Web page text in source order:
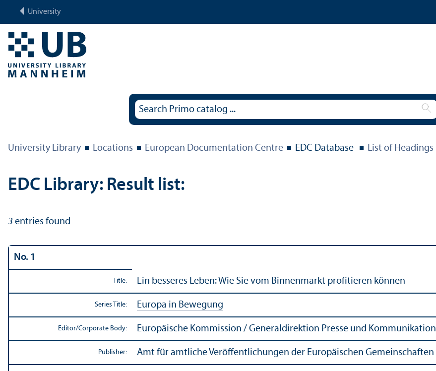
University
University Library Locations European Documentation Centre EDC Database List of Headings
EDC Library: Result list:
3 entries found
No. 1
Title: Ein besseres Leben: Wie Sie vom Binnenmarkt profitieren können
Series Title: Europa in Bewegung
Editor/Corporate Body: Europäische Kommission / Generaldirektion Presse und Kommunikation
Publisher: Amt für amtliche Veröffentlichungen der Europäischen Gemeinschaften